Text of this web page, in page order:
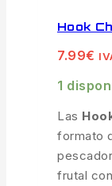
Hook
7.99€
1
Las
formato
frutal